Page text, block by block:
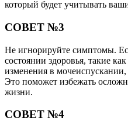
Отправить
Твитнуть
Похожие публикации